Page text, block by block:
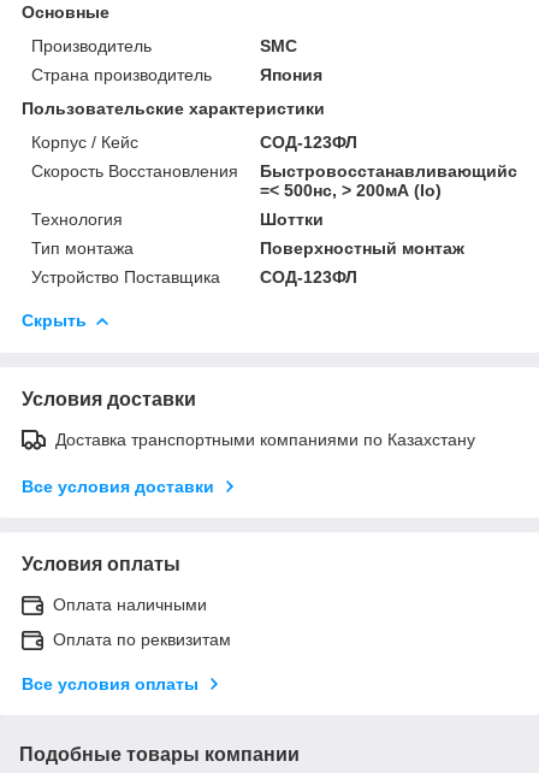
Основные
Производитель
SMC
Страна производитель
Япония
Пользовательские характеристики
Корпус / Кейс
СОД-123ФЛ
Скорость Восстановления
Быстровосстанавливающийся
=< 500нс, > 200мА (Io)
Технология
Шоттки
Тип монтажа
Поверхностный монтаж
Устройство Поставщика
СОД-123ФЛ
Скрыть
Условия доставки
Доставка транспортными компаниями по Казахстану
Все условия доставки
Условия оплаты
Оплата наличными
Оплата по реквизитам
Все условия оплаты
Подобные товары компании